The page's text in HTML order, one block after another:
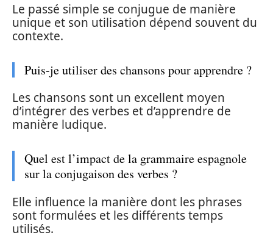
Le passé simple se conjugue de manière
unique et son utilisation dépend souvent du
contexte.
Puis-je utiliser des chansons pour apprendre ?
Les chansons sont un excellent moyen
d’intégrer des verbes et d’apprendre de
manière ludique.
Quel est l’impact de la grammaire espagnole
sur la conjugaison des verbes ?
Elle influence la manière dont les phrases
sont formulées et les différents temps
utilisés.